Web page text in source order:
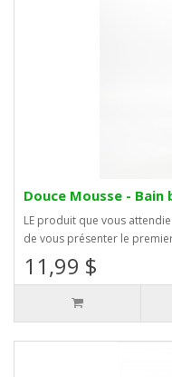
Douce Mousse - Bain
LE produit que vous
de vous présenter le
11,99 $